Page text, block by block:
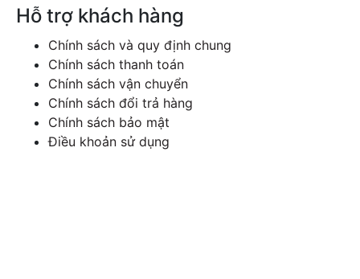
Hỗ trợ khách hàng
Chính sách và quy định chung
Chính sách thanh toán
Chính sách vận chuyển
Chính sách đổi trả hàng
Chính sách bảo mật
Điều khoản sử dụng